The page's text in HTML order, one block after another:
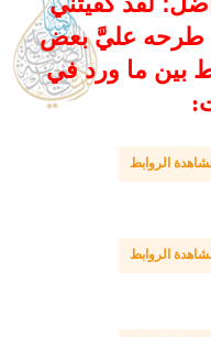
طرحه عليَّ بعض
بين ما ورد في
الروابط
الروابط